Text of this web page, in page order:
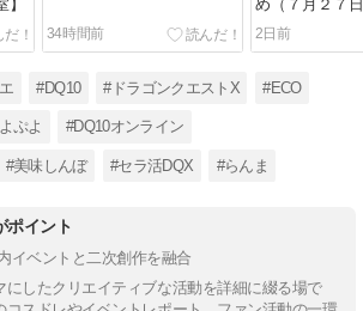
34時間前
め（７月２７
日）
2日前
#DQ10 #ドラゴンクエストX #ECO
ぷよ #DQ10オンライン
#美味しんぼ #セラ活DQX #らんま
ポイント
イベントと二次創作を融合
にしたクリエイティブな活動を詳細に綴る場で